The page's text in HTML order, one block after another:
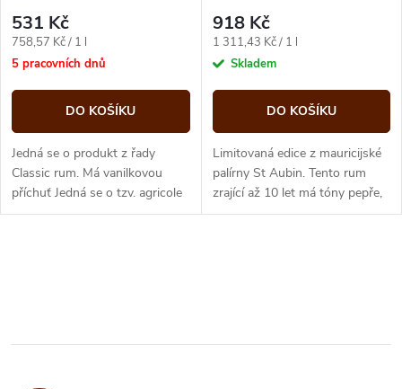
531 Kč
Měrná
cena:
758,57 Kč / 1 l
5 pracovních dnů
DO KOŠÍKU
Jedná se o produkt z řady
Classic rum. Má vanilkovou
příchuť Jedná se o tzv. agricole
rum, tedy o rum, který je
918 Kč
Měrná
cena:
1 311,43 Kč / 1 l
Skladem
DO KOŠÍKU
Limitovaná edice z mauricijské
palírny St Aubin. Tento rum
zrající až 10 let má tóny pepře,
koriandru, perníku a vanilky.
l